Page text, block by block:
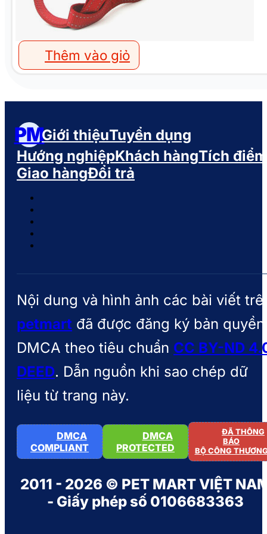
Thêm vào giỏ
PMGiới thiệuTuyển dụng
Hướng nghiệpKhách hàngTích điểm
Giao hàngĐổi trả
Nội dung và hình ảnh các bài viết
petmart đã được đăng ký bản quyền
DMCA theo tiêu chuẩn CC BY-ND
DEED. Dẫn nguồn khi sao chép dữ
liệu từ trang này.
DMCA
COMPLIANT
DMCA
PROTECTED
ĐÃ THÔNG
BÁO
BỘ CÔNG
2011 - 2026 © PET MART VIỆT
- Giấy phép số 0106683363